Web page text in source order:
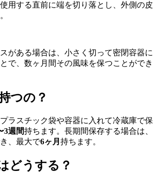
用する直前に端を切り落とし、外側の皮
がある場合は、小さく切って密閉容器に
で、数ヶ月間その風味を保つことができ
つの？
ラスチック袋や容器に入れて冷蔵庫で保
3週間持ちます。長期間保存する場合は、
、最大で6ヶ月 持ちます。
どうする？